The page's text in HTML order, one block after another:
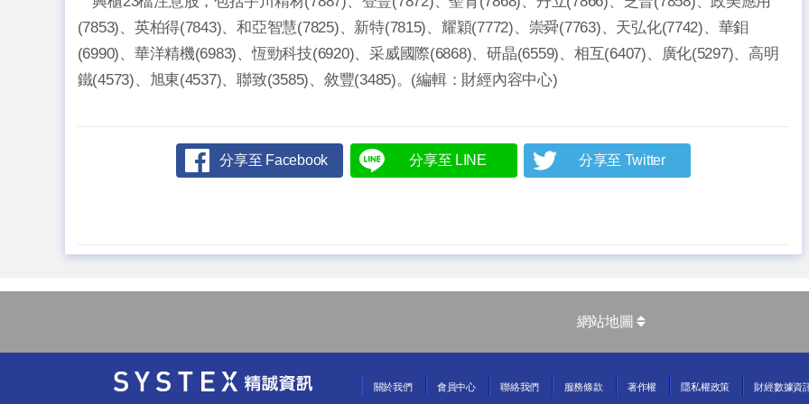
(7853)、英柏得(7843)、和亞智慧(7825)、新特(7815)、耀穎(7772)、崇舜(7763)、天弘化(7742)、華鉬
(6990)、華洋精機(6983)、恆勁科技(6920)、采威國際(6868)、研晶(6559)、相互(6407)、廣化(5297)、高明
鐵(4573)、旭東(4537)、聯致(3585)、敘豐(3485)。(編輯：財經內容中心)
分享至 Facebook 分享至 LINE 分享至 Twitter
網站地圖
關於我們 會員中心 聯絡我們 服務條款 著作權 隱私權政策 財經數據資